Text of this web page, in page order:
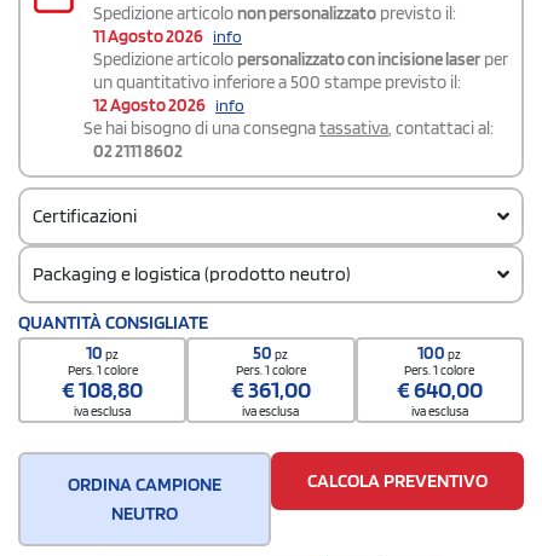
Spedizione articolo non personalizzato previsto il:
11 Agosto 2026 info
Spedizione articolo personalizzato con incisione laser per
un quantitativo inferiore a 500 stampe previsto il:
12 Agosto 2026 info
Se hai bisogno di una consegnatassativa, contattaci al:
02 2111 8602
Certificazioni
Packaging e logistica (prodotto neutro)
Codice doganale
8544429090000000000000
Quantità per scatola
QUANTITÀ CONSIGLIATE
10pz
Pers. 1 colore
€108,80
iva esclusa
50pz
Pers. 1 colore
€361,00
iva esclusa
100pz
Pers. 1 colore
€640,00
iva esclusa
ORDINA CAMPIONE
NEUTRO
CALCOLA PREVENTIVO